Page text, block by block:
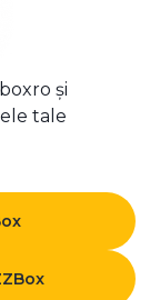
și
tale